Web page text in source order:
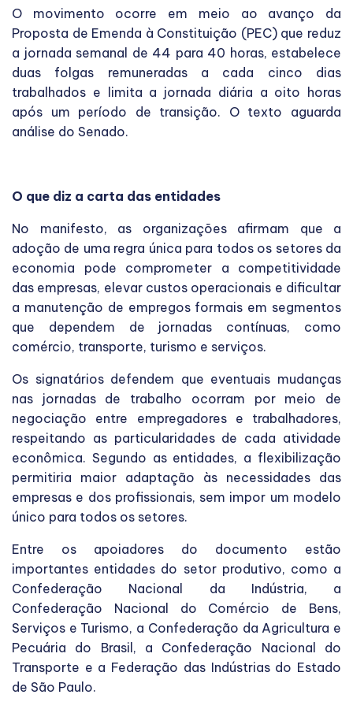
O movimento ocorre em meio ao avanço da
Proposta de Emenda à Constituição (PEC) que reduz
a jornada semanal de 44 para 40 horas, estabelece
duas folgas remuneradas a cada cinco dias
trabalhados e limita a jornada diária a oito horas
após um período de transição. O texto aguarda
análise do Senado.
O que diz a carta das entidades
No manifesto, as organizações afirmam que a
adoção de uma regra única para todos os setores da
economia pode comprometer a competitividade
das empresas, elevar custos operacionais e dificultar
a manutenção de empregos formais em segmentos
que dependem de jornadas contínuas, como
comércio, transporte, turismo e serviços.
Os signatários defendem que eventuais mudanças
nas jornadas de trabalho ocorram por meio de
negociação entre empregadores e trabalhadores,
respeitando as particularidades de cada atividade
econômica. Segundo as entidades, a flexibilização
permitiria maior adaptação às necessidades das
empresas e dos profissionais, sem impor um modelo
único para todos os setores.
Entre os apoiadores do documento estão
importantes entidades do setor produtivo, como a
Confederação Nacional da Indústria, a
Confederação Nacional do Comércio de Bens,
Serviços e Turismo, a Confederação da Agricultura e
Pecuária do Brasil, a Confederação Nacional do
Transporte e a Federação das Indústrias do Estado
de São Paulo.